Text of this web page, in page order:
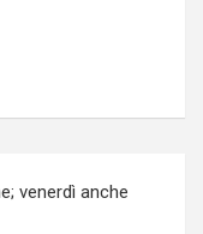
venerdì anche